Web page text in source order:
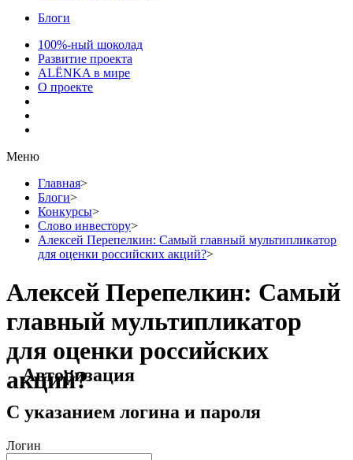
Блоги
100%-ный шоколад
Развитие проекта
ALЁNKA в мире
О проекте
Меню
Главная>
Блоги>
Конкурсы>
Слово инвестору>
Алексей Перепелкин: Самый главный мультипликатор
для оценки российских акций?>
Алексей Перепелкин: Самый
главный мультипликатор
для оценки российских
акций?
Авторизация
С указанием логина и пароля
Логин